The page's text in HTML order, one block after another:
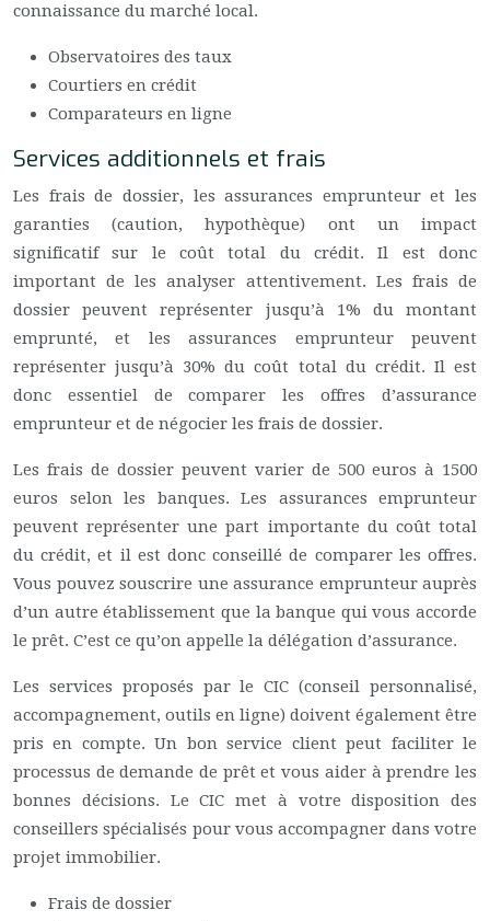
connaissance du marché local.
Observatoires des taux
Courtiers en crédit
Comparateurs en ligne
Services additionnels et frais
Les frais de dossier, les assurances emprunteur et les
garanties (caution, hypothèque) ont un impact
significatif sur le coût total du crédit. Il est donc
important de les analyser attentivement. Les frais de
dossier peuvent représenter jusqu’à 1% du montant
emprunté, et les assurances emprunteur peuvent
représenter jusqu’à 30% du coût total du crédit. Il est
donc essentiel de comparer les offres d’assurance
emprunteur et de négocier les frais de dossier.
Les frais de dossier peuvent varier de 500 euros à 1500
euros selon les banques. Les assurances emprunteur
peuvent représenter une part importante du coût total
du crédit, et il est donc conseillé de comparer les offres.
Vous pouvez souscrire une assurance emprunteur auprès
d’un autre établissement que la banque qui vous accorde
le prêt. C’est ce qu’on appelle la délégation d’assurance.
Les services proposés par le CIC (conseil personnalisé,
accompagnement, outils en ligne) doivent également être
pris en compte. Un bon service client peut faciliter le
processus de demande de prêt et vous aider à prendre les
bonnes décisions. Le CIC met à votre disposition des
conseillers spécialisés pour vous accompagner dans votre
projet immobilier.
Frais de dossier